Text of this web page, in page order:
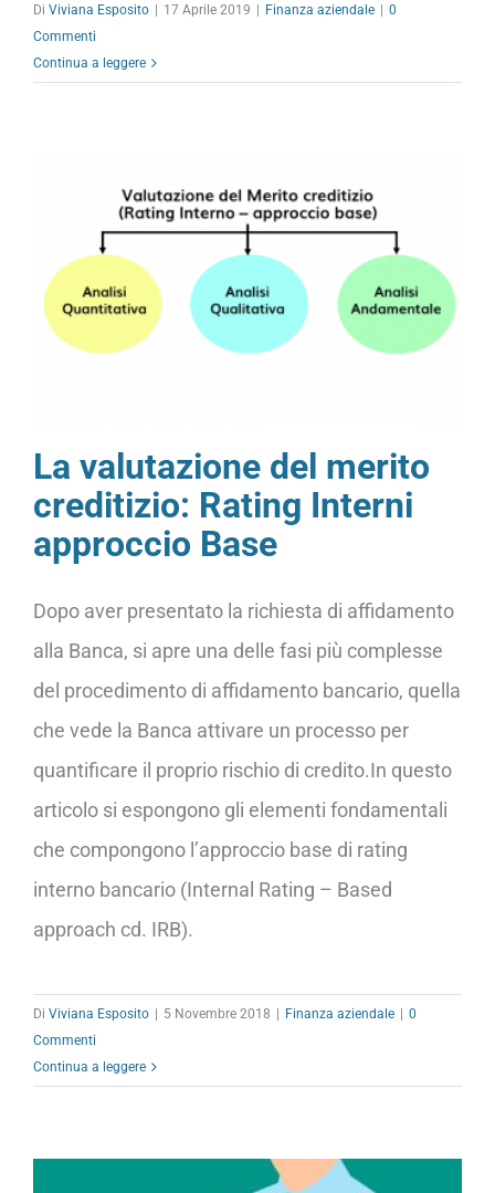
Di Viviana Esposito 17 Aprile 2019 Finanza aziendale
0
Commenti
Continua a leggere
La valutazione del merito
creditizio: Rating Interni
approccio Base
Dopo aver presentato la richiesta di affidamento
alla Banca, si apre una delle fasi più complesse
del procedimento di affidamento bancario, quella
che vede la Banca attivare un processo per
quantificare il proprio rischio di credito.In questo
articolo si espongono gli elementi fondamentali
che compongono l’approccio base di rating
interno bancario (Internal Rating – Based
approach cd. IRB).
Di Viviana Esposito | 5 Novembre 2018 | Finanza aziendale | 0
Commenti
Continua a leggere